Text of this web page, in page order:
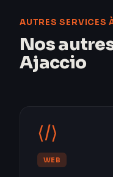
AUTRES SERVICES
Nos
Ajaccio
⟨/⟩
WEB